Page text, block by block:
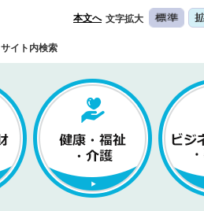
本文へ 文字拡大
サイト内検索